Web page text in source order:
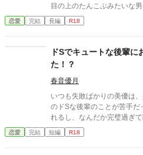
目の上のたんこぶみたいな
えっろい」 神様仏様どう
しこまれているのでしょう
2start～2026.01.17end＊＊
中です！ https://estar.jp/
恋愛 完結 長編 R18
ドSでキュートな後輩
た！？
春音優月
いつも失敗ばかりの美優は
のドSな後輩のことが苦手
れるし、なんだか完璧過ぎ
早く出世しそうだったから。 しかし、そんなドSな後輩が美優の
仕事を手伝うために自宅に
恋愛 完結 短編 R18